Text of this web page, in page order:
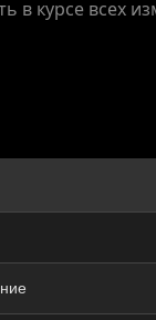
в курсе всех